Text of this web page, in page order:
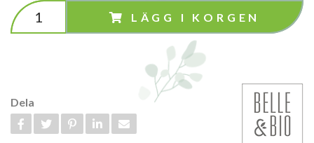
LÄGG I KORGEN
Dela